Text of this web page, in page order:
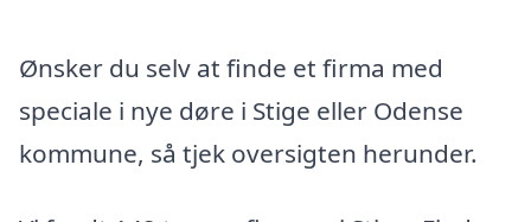
Ønsker du selv at finde et firma med
speciale i nye døre i Stige eller Odense
kommune, så tjek oversigten herunder.